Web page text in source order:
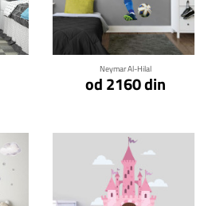
Neymar Al-Hilal
od 2160 din
Klikni za detalje